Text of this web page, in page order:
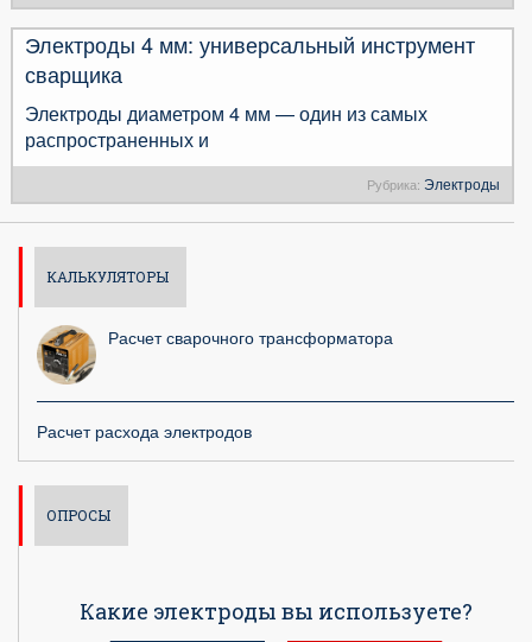
Электроды 4 мм: универсальный инструмент
сварщика
Электроды диаметром 4 мм — один из самых
распространенных и
Рубрика: Электроды
КАЛЬКУЛЯТОРЫ
Расчет сварочного трансформатора
Расчет расхода электродов
ОПРОСЫ
Какие электроды вы используете?